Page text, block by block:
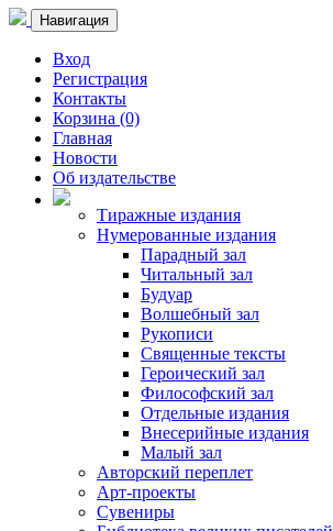
Навигация
Вход
Регистрация
Контакты
Корзина (0)
Главная
Новости
Об издательстве
Тиражные издания
Нумерованные издания
Парадный зал
Читальный зал
Будуар
Волшебный зал
Рукописи
Священные тексты
Героический зал
Философский зал
Отдельные издания
Внесерийные издания
Малый зал
Авторский переплет
Арт-проекты
Сувениры